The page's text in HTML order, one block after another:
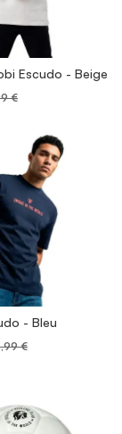
Escudo - Beige
€
- Bleu
€